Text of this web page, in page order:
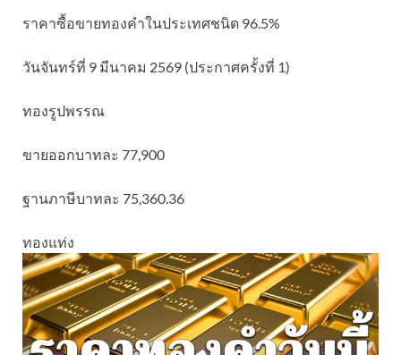
ราคาซื้อขายทองคําในประเทศชนิด 96.5%
วันจันทร์ที่ 9 มีนาคม 2569 (ประกาศครั้งที่ 1)
ทองรูปพรรณ
ขายออกบาทละ 77,900
ฐานภาษีบาทละ 75,360.36
ทองแท่ง